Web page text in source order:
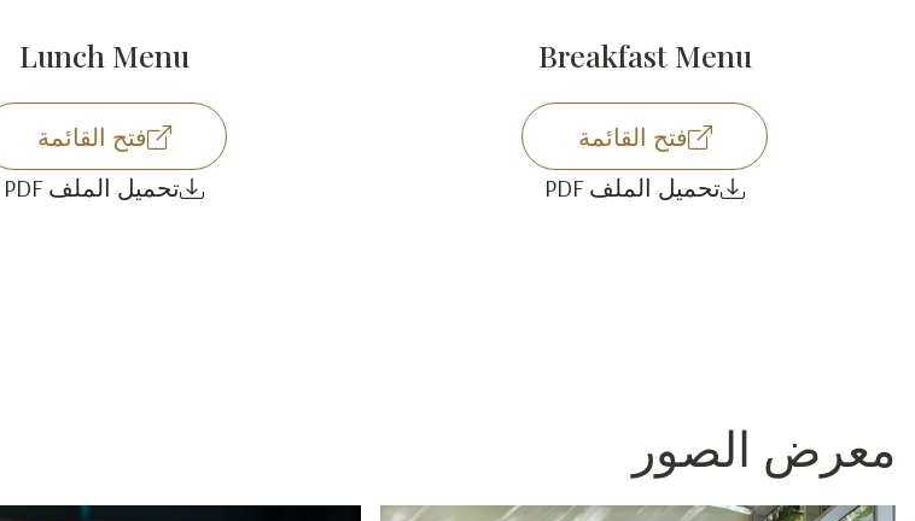
Breakfast Menu
فتح القائمة
تحميل الملف PDF
Lunch Menu
فتح القائمة
تحميل الملف PDF
معرض الصور